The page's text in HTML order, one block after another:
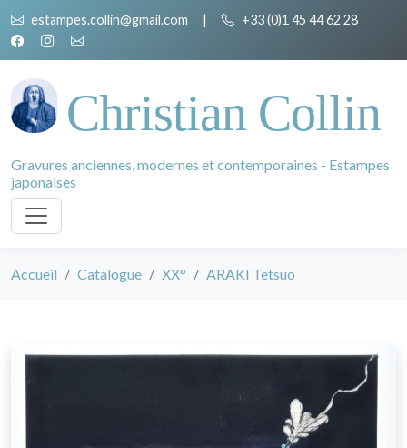
estampes.collin@gmail.com | +33 (0)1 45 44 62 28
Christian Collin
Gravures anciennes, modernes et contemporaines - Estampes
japonaises
Accueil Catalogue XX° ARAKI Tetsuo